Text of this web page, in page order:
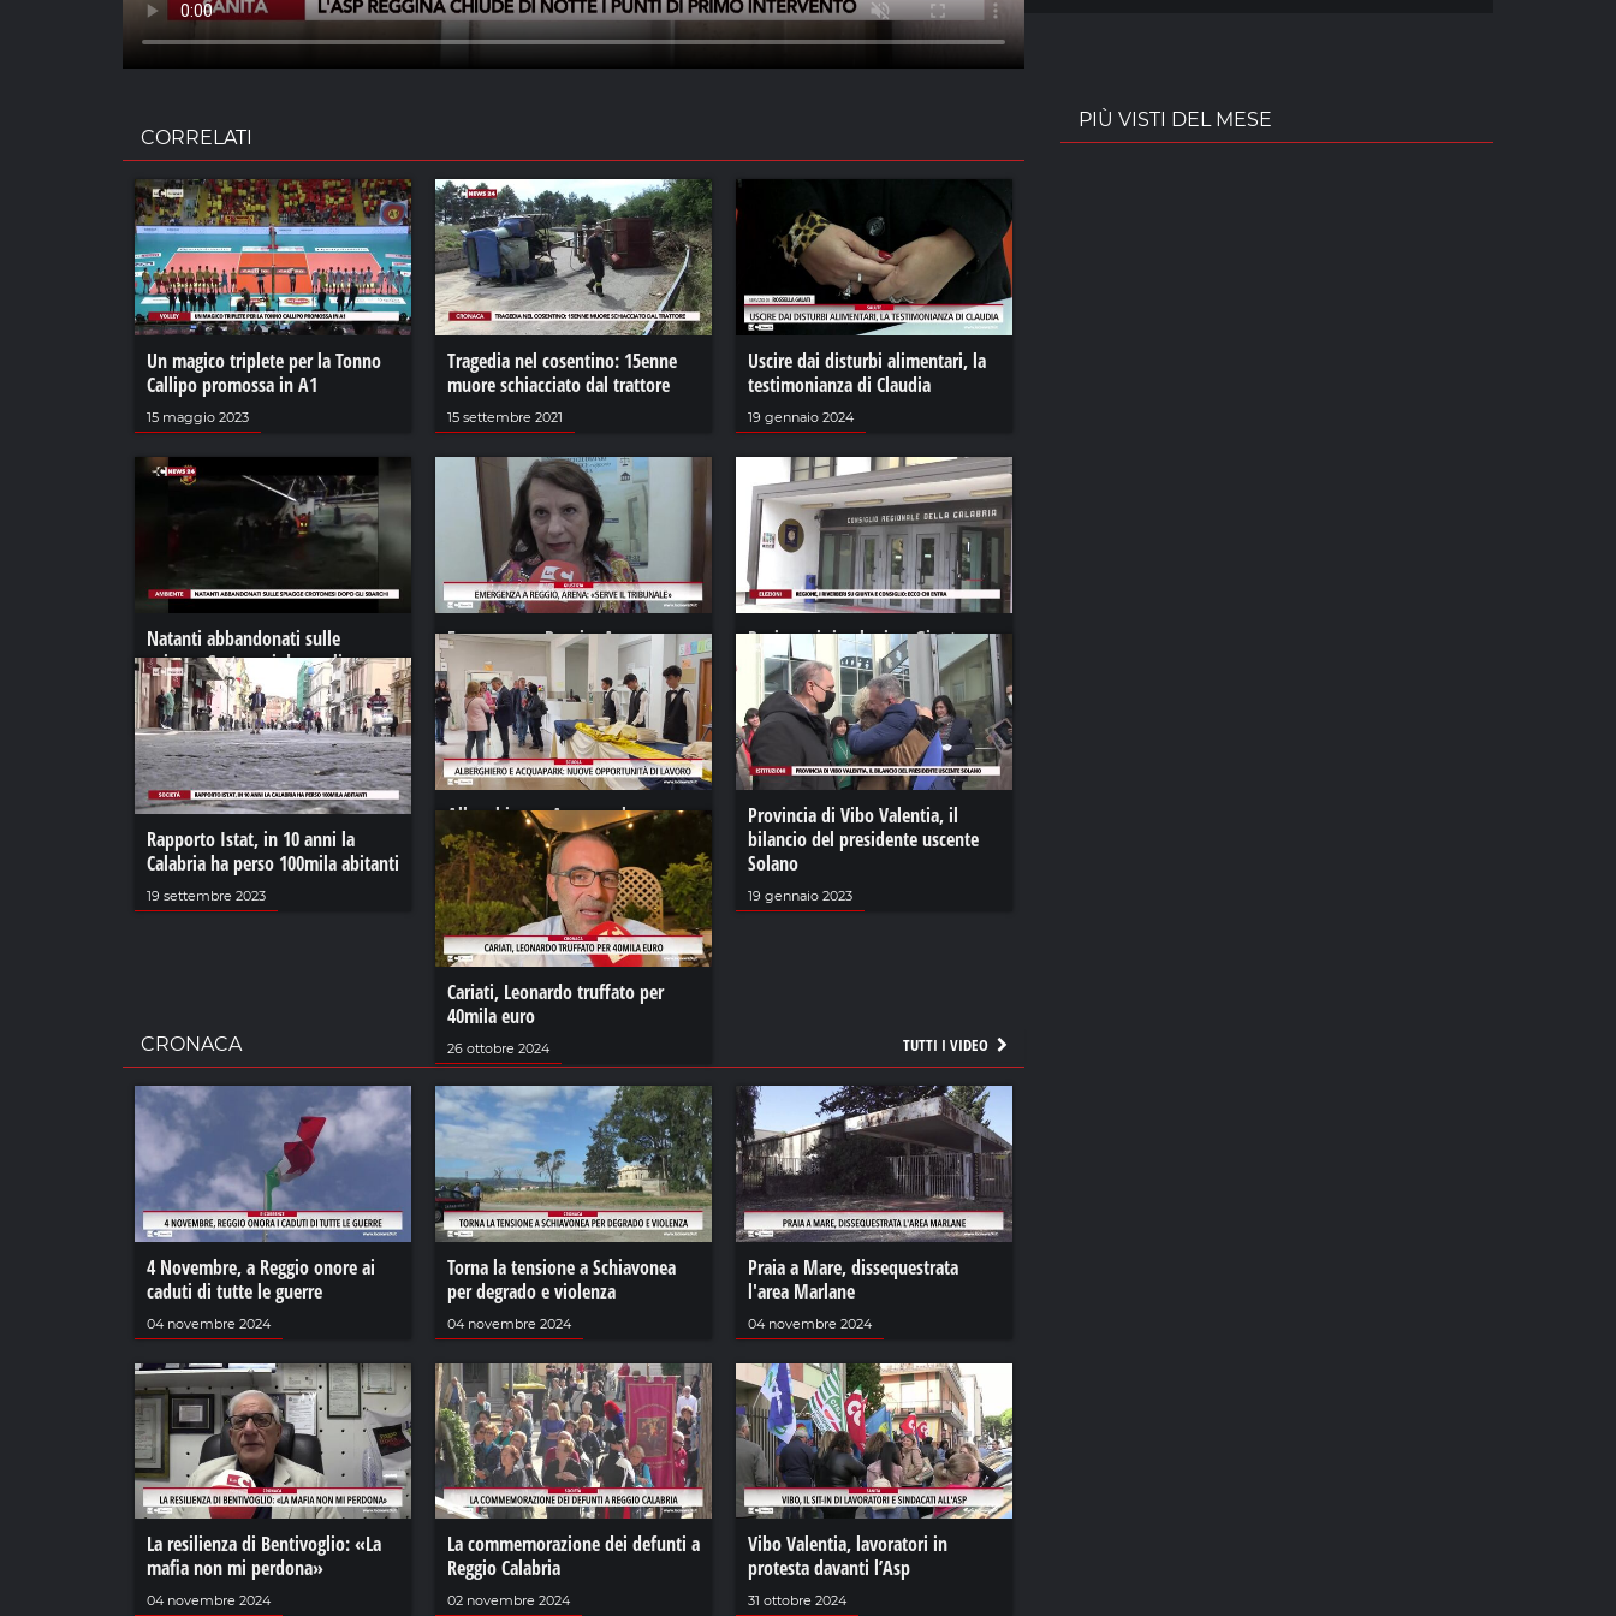
CORRELATI
Un magico triplete per la Tonno
Callipo promossa in A1
15 maggio 2023
Tragedia nel cosentino: 15enne
muore schiacciato dal trattore
15 settembre 2021
Uscire dai disturbi alimentari, la
testimonianza di Claudia
19 gennaio 2024
Natanti abbandonati sulle
spiagge Crotonesi dopo gli
sbarchi
09 novembre 2021
Emergenza a Reggio, Arena:
«Serve il Tribunale»
19 agosto 2024
Regione, i riverberi su Giunta e
Consiglio: ecco chi entra
28 settembre 2022
Alberghiero e Acquapark: nuove
opportunità di lavoro
11 maggio 2024
Provincia di Vibo Valentia, il
bilancio del presidente uscente
Solano
19 gennaio 2023
Rapporto Istat, in 10 anni la
Calabria ha perso 100mila abitanti
19 settembre 2023
Cariati, Leonardo truffato per
40mila euro
26 ottobre 2024 TUTTI I VIDEO
CRONACA
4 Novembre, a Reggio onore ai
caduti di tutte le guerre
04 novembre 2024
Torna la tensione a Schiavonea
per degrado e violenza
04 novembre 2024
Praia a Mare, dissequestrata
l'area Marlane
04 novembre 2024
La resilienza di Bentivoglio: «La
mafia non mi perdona»
04 novembre 2024
La commemorazione dei defunti a
Reggio Calabria
02 novembre 2024
Vibo Valentia, lavoratori in
protesta davanti l’Asp
31 ottobre 2024
PIÙ VISTI DEL MESE